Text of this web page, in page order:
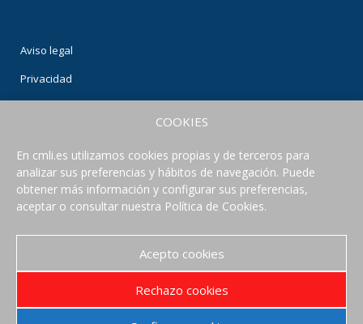
COOKIES
En cmli.es utilizamos cookies propias y de terceros para
analizar sus preferencias y hábitos de navegación. Puede
obtener más información y configurar sus preferencias,
aceptar o consultar nuestra Política de Cookies.
Acepto cookies
Rechazo cookies
Aviso legal
Privacidad
CONECTA CON NOSOTROS